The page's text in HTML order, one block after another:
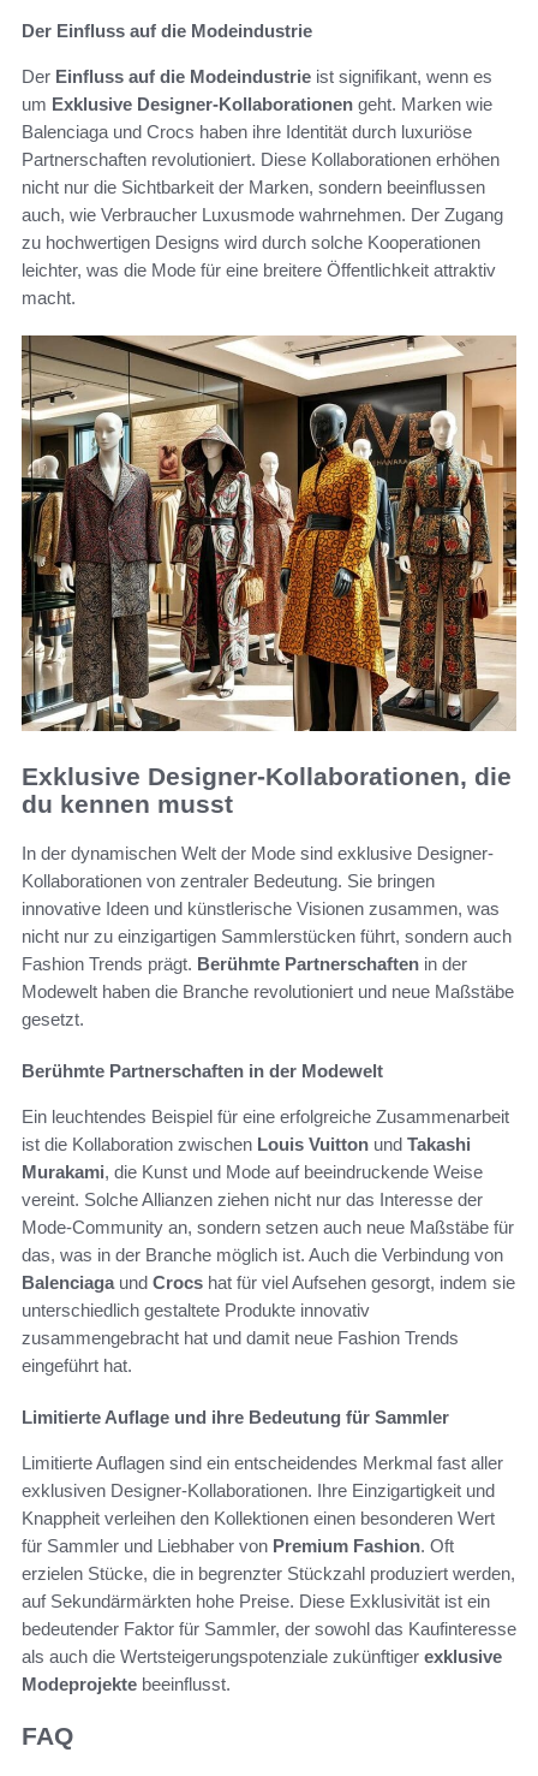
Der Einfluss auf die Modeindustrie
Der Einfluss auf die Modeindustrie ist signifikant, wenn es
um Exklusive Designer-Kollaborationen geht. Marken wie
Balenciaga und Crocs haben ihre Identität durch luxuriöse
Partnerschaften revolutioniert. Diese Kollaborationen erhöhen
nicht nur die Sichtbarkeit der Marken, sondern beeinflussen
auch, wie Verbraucher Luxusmode wahrnehmen. Der Zugang
zu hochwertigen Designs wird durch solche Kooperationen
leichter, was die Mode für eine breitere Öffentlichkeit attraktiv
macht.
Exklusive Designer-Kollaborationen, die
du kennen musst
In der dynamischen Welt der Mode sind exklusive Designer-
Kollaborationen von zentraler Bedeutung. Sie bringen
innovative Ideen und künstlerische Visionen zusammen, was
nicht nur zu einzigartigen Sammlerstücken führt, sondern auch
Fashion Trends prägt. Berühmte Partnerschaften in der
Modewelt haben die Branche revolutioniert und neue Maßstäbe
gesetzt.
Berühmte Partnerschaften in der Modewelt
Ein leuchtendes Beispiel für eine erfolgreiche Zusammenarbeit
ist die Kollaboration zwischen Louis Vuitton und Takashi
Murakami, die Kunst und Mode auf beeindruckende Weise
vereint. Solche Allianzen ziehen nicht nur das Interesse der
Mode-Community an, sondern setzen auch neue Maßstäbe für
das, was in der Branche möglich ist. Auch die Verbindung von
Balenciagaund Crocs hat für viel Aufsehen gesorgt, indem sie
unterschiedlich gestaltete Produkte innovativ
zusammengebracht hat und damit neue Fashion Trends
eingeführt hat.
Limitierte Auflage und ihre Bedeutung für Sammler
Limitierte Auflagen sind ein entscheidendes Merkmal fast aller
exklusiven Designer-Kollaborationen. Ihre Einzigartigkeit und
Knappheit verleihen den Kollektionen einen besonderen Wert
für Sammler und Liebhaber von Premium Fashion. Oft
erzielen Stücke, die in begrenzter Stückzahl produziert werden,
auf Sekundärmärkten hohe Preise. Diese Exklusivität ist ein
bedeutender Faktor für Sammler, der sowohl das Kaufinteresse
als auch die Wertsteigerungspotenziale zukünftiger exklusive
Modeprojekte beeinflusst.
FAQ